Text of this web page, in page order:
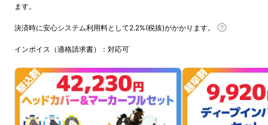
ドウデュース（NEW）
マスカレードボール
（NEW）
競馬ファンゴルファーの間では知る人ぞ知る人
ます。
決済時に安心システム利用料として2.2%(税抜)がかかります。
インボイス（適格請求書）：対応可